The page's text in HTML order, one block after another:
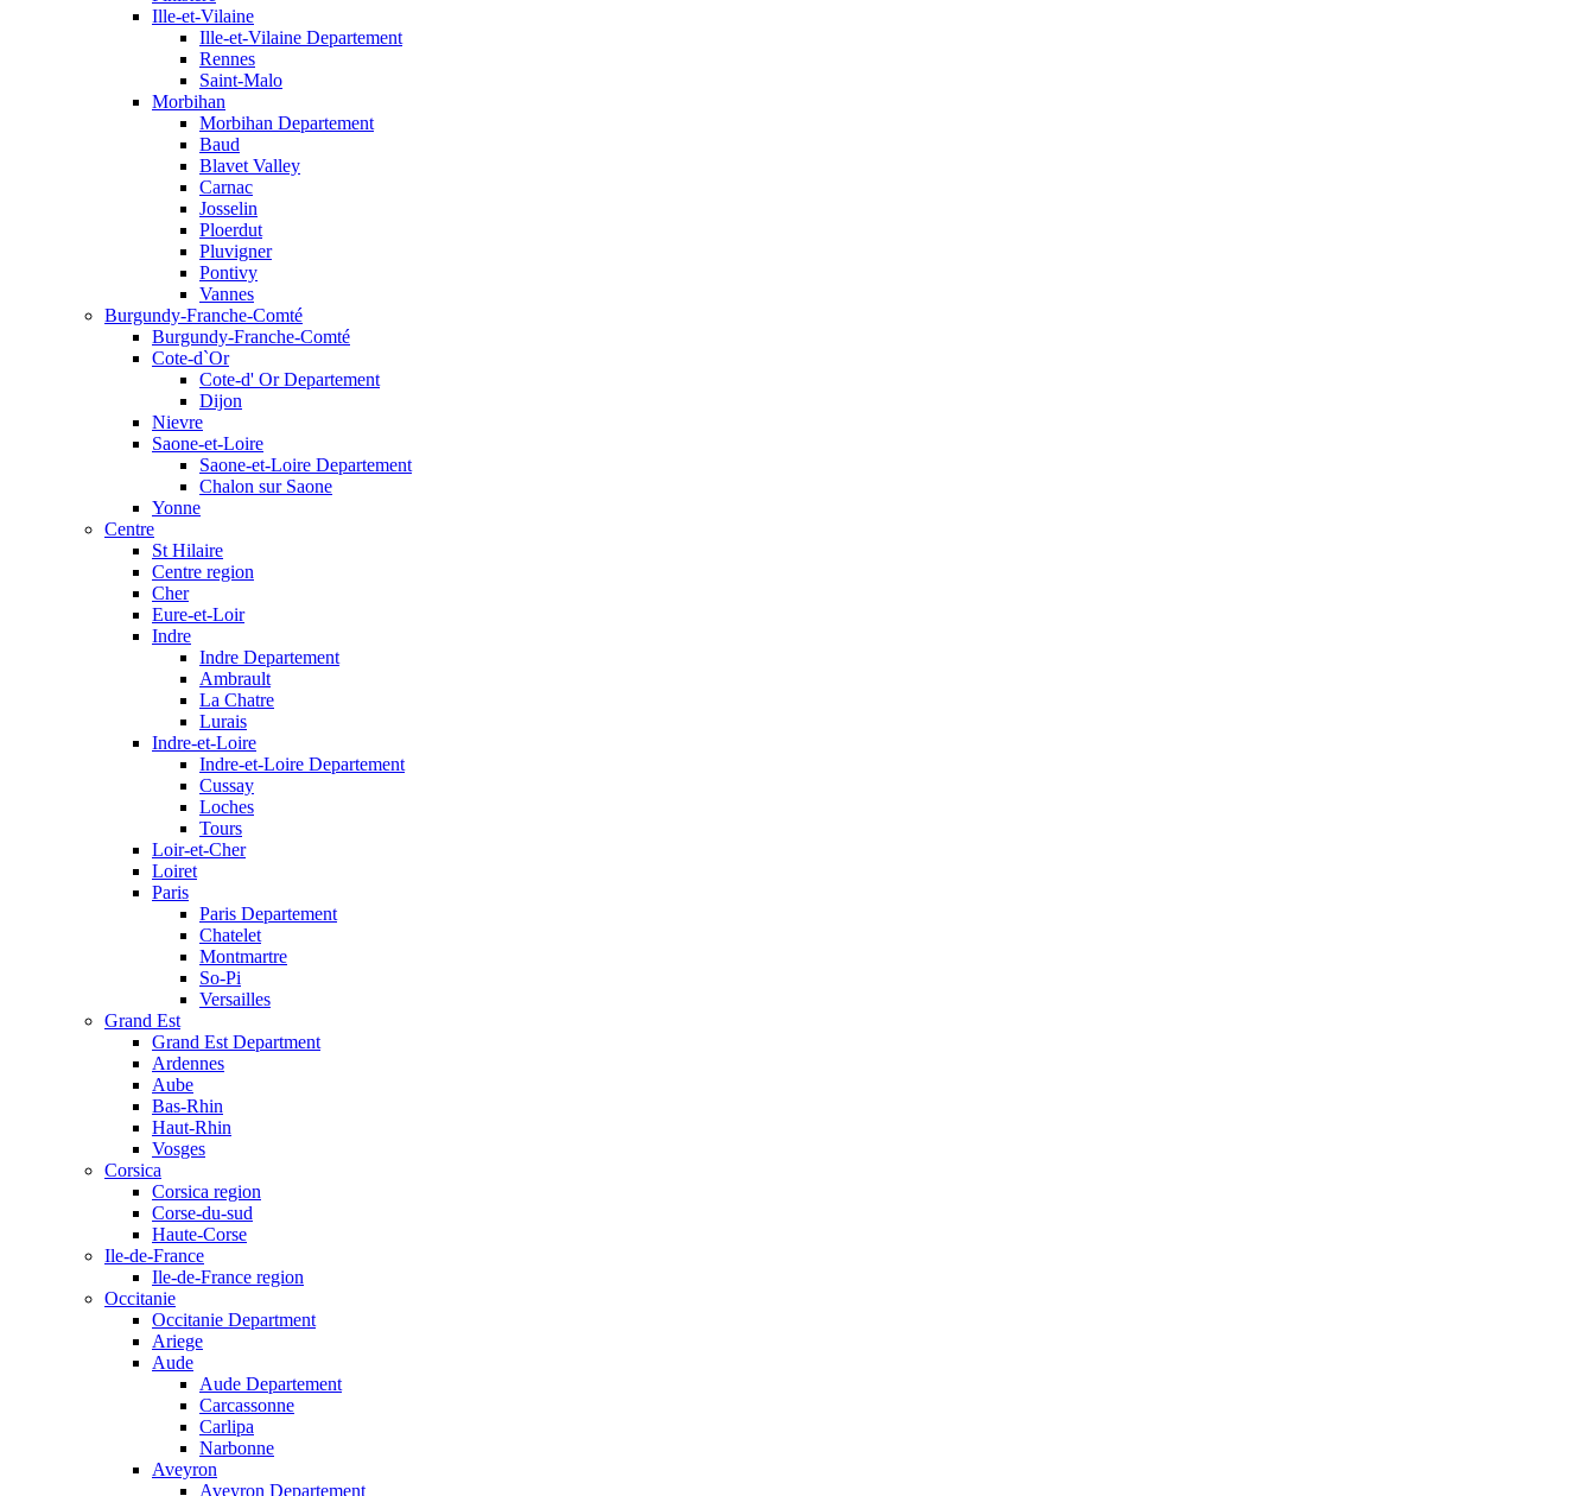
Ille-et-Vilaine
Ille-et-Vilaine Departement
Rennes
Saint-Malo
Morbihan
Morbihan Departement
Baud
Blavet Valley
Carnac
Josselin
Ploerdut
Pluvigner
Pontivy
Vannes
Burgundy-Franche-Comté
Burgundy-Franche-Comté
Cote-d`Or
Cote-d' Or Departement
Dijon
Nievre
Saone-et-Loire
Saone-et-Loire Departement
Chalon sur Saone
Yonne
Centre
St Hilaire
Centre region
Cher
Eure-et-Loir
Indre
Indre Departement
Ambrault
La Chatre
Lurais
Indre-et-Loire
Indre-et-Loire Departement
Cussay
Loches
Tours
Loir-et-Cher
Loiret
Paris
Paris Departement
Chatelet
Montmartre
So-Pi
Versailles
Grand Est
Grand Est Department
Ardennes
Aube
Bas-Rhin
Haut-Rhin
Vosges
Corsica
Corsica region
Corse-du-sud
Haute-Corse
Ile-de-France
Ile-de-France region
Occitanie
Occitanie Department
Ariege
Aude
Aude Departement
Carcassonne
Carlipa
Narbonne
Aveyron
Aveyron Departement